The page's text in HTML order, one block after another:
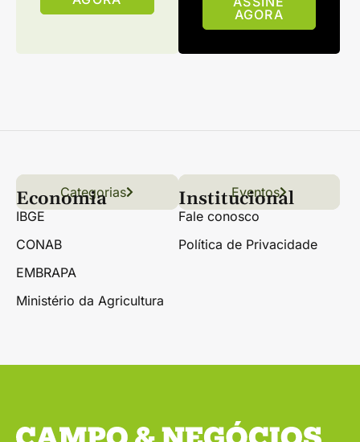
AGORA
Links úteis
Conteúdo Grãos
Florestas Hortifrúti
Categorias Eventos
Economia
IBGE
CONAB
EMBRAPA
Ministério da Agricultura
Institucional
Fale conosco
Política de Privacidade